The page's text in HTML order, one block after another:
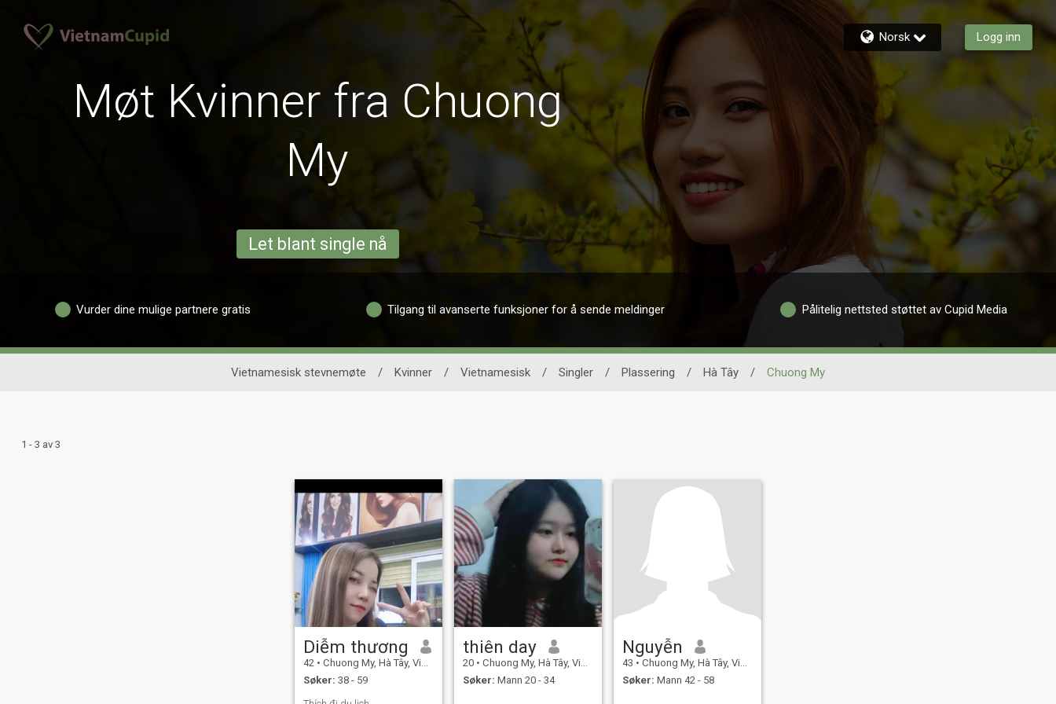
Norsk Logg inn
Møt Kvinner fra Chuong
My
Let blant single nå
Vurder dine mulige partnere gratis Tilgang til avanserte funksjoner for å sende meldinger Pålitelig nettsted støttet av Cupid Media
Vietnamesisk stevnemøte / Kvinner / Vietnamesisk / Singler / Plassering / Hà Tây / Chuong My
1 - 3 av 3
Diễm thương
42 • Chuong My, Hà Tây, Vietnam
Søker: 38 - 59
thiên day
20 • Chuong My, Hà Tây, Vietnam
Søker: Mann 20 - 34
Nguyễn
43 • Chuong My, Hà Tây, Vietnam
Søker: Mann 42 - 58